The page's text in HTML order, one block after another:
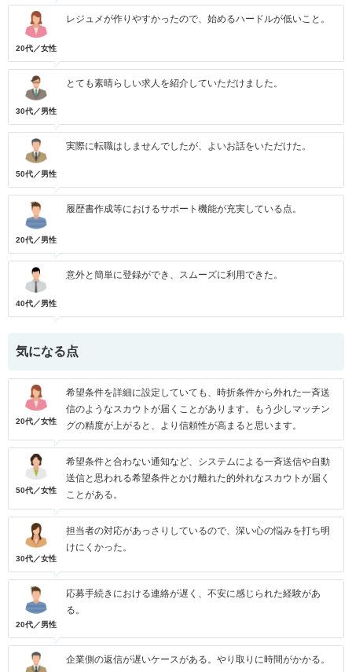
20代／女性
レジュメが作りやすかったので、始めるハードルが低いこと。
30代／男性
とても素晴らしい求人を紹介していただけました。
50代／男性
実際に転職はしませんでしたが、よいお話をいただけた。
20代／男性
履歴書作成等におけるサポート機能が充実している点。
40代／男性
意外と簡単に登録ができ、スムーズに利用できた。
気になる点
20代／女性
希望条件を詳細に設定していても、時折条件から外れた一斉送
信のようなスカウトが届くことがあります。もう少しマッチン
グの精度が上がると、より信頼性が高まると思います。
50代／女性
希望条件と合わない通知など、システムによる一斉送信や自動
送信と思われる希望条件とかけ離れた的外れなスカウトが届く
ことがある。
30代／女性
担当者の対応があっさりしているので、深い心の悩みを打ち明
けにくかった。
20代／男性
応募手続きにおける連絡が遅く、不安に感じられた経験があ
る。
企業側の返信が遅いケースがある。やり取りに時間がかかる。